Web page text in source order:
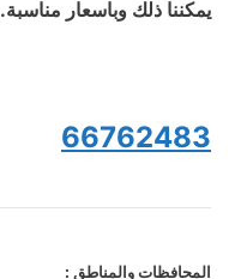
يمكننا ذلك وباسعار مناسبة.
66762483
المحافظات والمناطق :